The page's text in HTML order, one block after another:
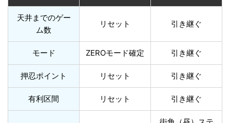
天井までのゲー
ム数
リセット 引き継ぐ
モード ZEROモード確定 引き継ぐ
押忍ポイント リセット 引き継ぐ
有利区間 リセット 引き継ぐ